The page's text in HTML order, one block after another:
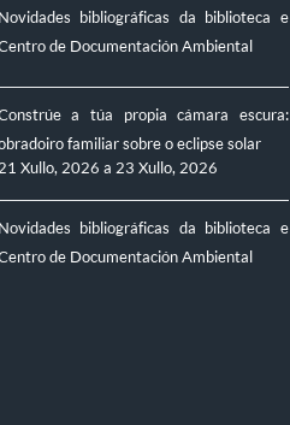
Novidades bibliográficas da biblioteca e
de Documentación Ambiental
a túa propia cámara escura:
familiar sobre o eclipse solar
21 Xullo, 2026 a 23 Xullo, 2026
Novidades bibliográficas da biblioteca e
de Documentación Ambiental